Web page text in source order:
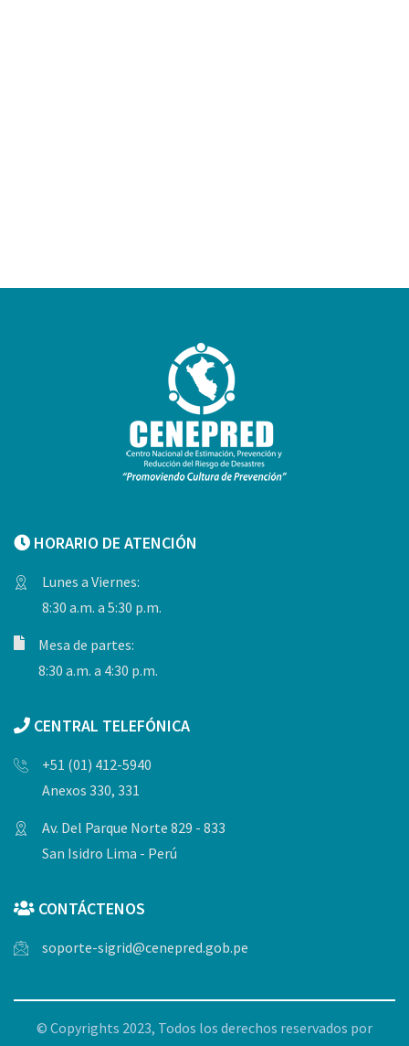
HORARIO DE ATENCIÓN
Lunes a Viernes:
8:30 a.m. a 5:30 p.m.
Mesa de partes:
8:30 a.m. a 4:30 p.m.
CENTRAL TELEFÓNICA
+51 (01) 412-5940
Anexos 330, 331
Av. Del Parque Norte 829 - 833
San Isidro Lima - Perú
CONTÁCTENOS
soporte-sigrid@cenepred.gob.pe
© Copyrights 2023, Todos los derechos reservados por